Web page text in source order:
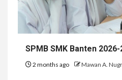
SPMB SMK Banten 2026-
2 months ago Mawan A.